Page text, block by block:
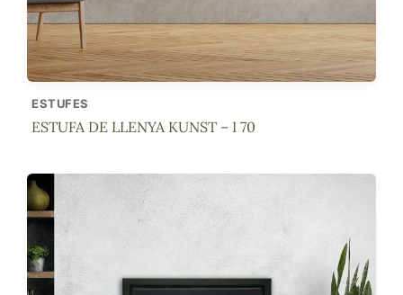
ESTUFES
ESTUFA DE LLENYA KUNST – I 70